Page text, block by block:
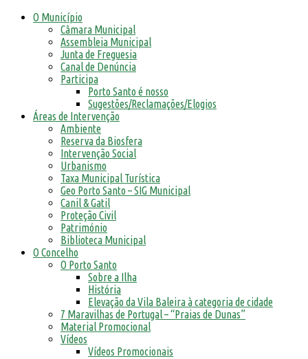
O Município
Câmara Municipal
Assembleia Municipal
Junta de Freguesia
Canal de Denúncia
Participa
Porto Santo é nosso
Sugestões/Reclamações/Elogios
Áreas de Intervenção
Ambiente
Reserva da Biosfera
Intervenção Social
Urbanismo
Taxa Municipal Turística
Geo Porto Santo – SIG Municipal
Canil & Gatil
Proteção Civil
Património
Biblioteca Municipal
O Concelho
O Porto Santo
Sobre a Ilha
História
Elevação da Vila Baleira à categoria de cidade
7 Maravilhas de Portugal – “Praias de Dunas”
Material Promocional
Vídeos
Vídeos Promocionais